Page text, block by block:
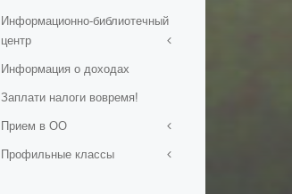
Информационно-библиотечный
центр
Визитная карточка
Мероприятия в ИБЦ
Официальные документы
Информация о доходах
Заплати налоги вовремя!
Прием в ОО
Прием в первый класс
Профильные классы